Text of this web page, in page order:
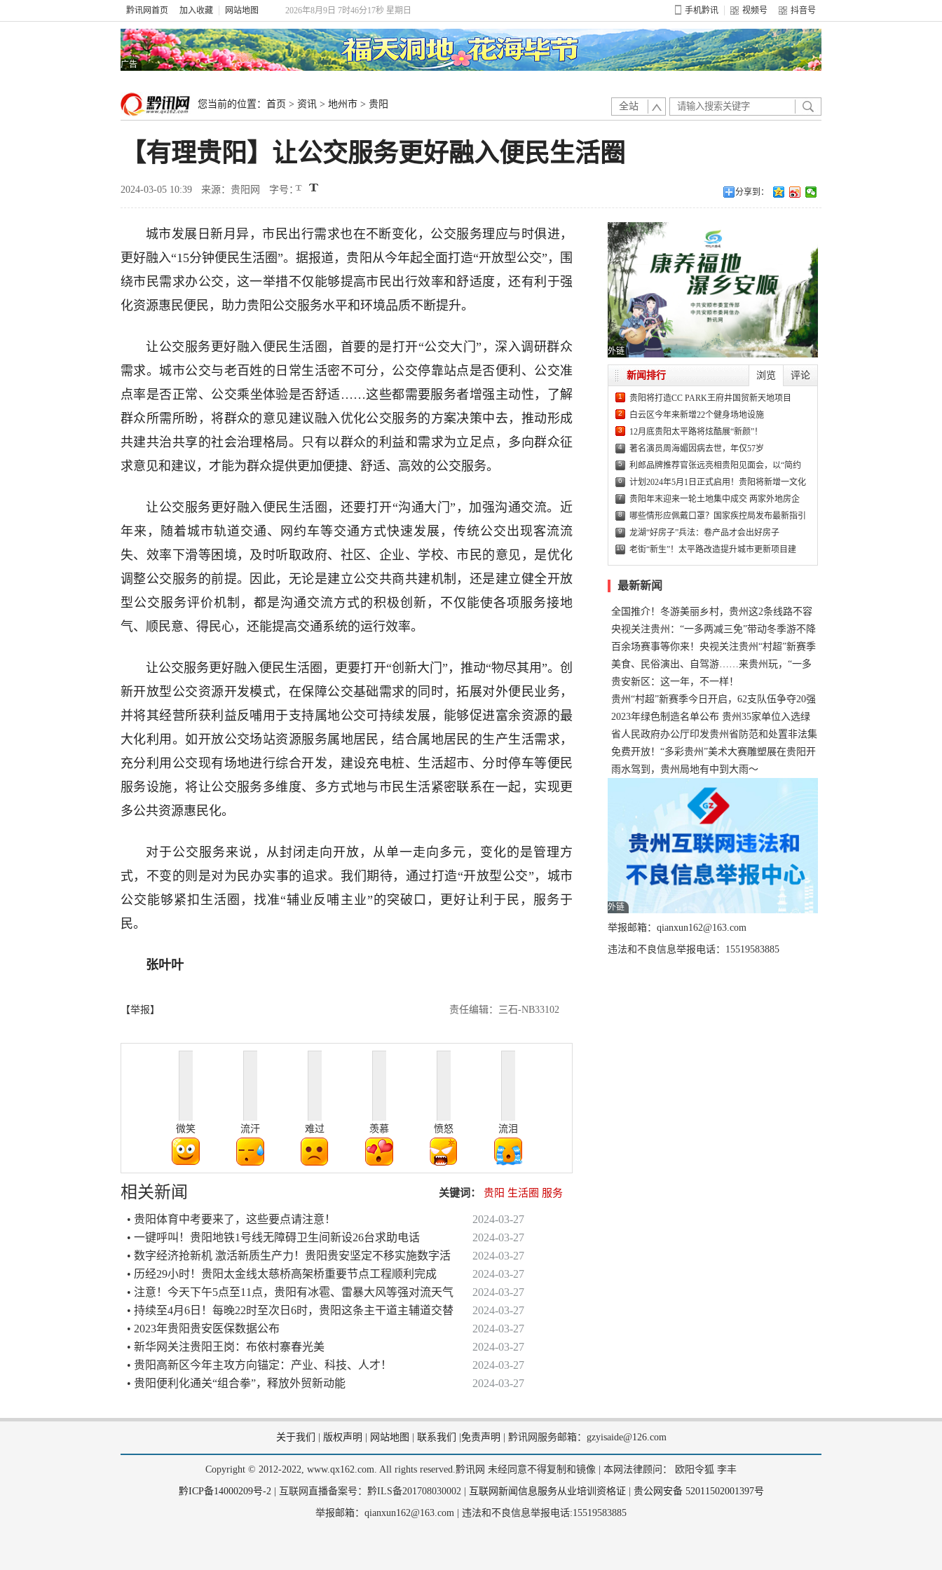
黔讯网首页 加入收藏 网站地图 2026年8月9日 7时46分17秒 星期日 手机黔讯 视频号 抖音号
广告
您当前的位置： 首页 > 资讯 > 地州市 > 贵阳 全站
【有理贵阳】让公交服务更好融入便民生活圈
2024-03-05 10:39 来源：贵阳网 字号： 分享到：
城市发展日新月异，市民出行需求也在不断变化，公交服务理应与时俱进，
更好融入“15分钟便民生活圈”。据报道，贵阳从今年起全面打造“开放型公交”，围
绕市民需求办公交，这一举措不仅能够提高市民出行效率和舒适度，还有利于强
化资源惠民便民，助力贵阳公交服务水平和环境品质不断提升。
让公交服务更好融入便民生活圈，首要的是打开“公交大门”，深入调研群众
需求。城市公交与老百姓的日常生活密不可分，公交停靠站点是否便利、公交准
点率是否正常、公交乘坐体验是否舒适……这些都需要服务者增强主动性，了解
群众所需所盼，将群众的意见建议融入优化公交服务的方案决策中去，推动形成
共建共治共享的社会治理格局。只有以群众的利益和需求为立足点，多向群众征
求意见和建议，才能为群众提供更加便捷、舒适、高效的公交服务。
让公交服务更好融入便民生活圈，还要打开“沟通大门”，加强沟通交流。近
年来，随着城市轨道交通、网约车等交通方式快速发展，传统公交出现客流流
失、效率下滑等困境，及时听取政府、社区、企业、学校、市民的意见，是优化
调整公交服务的前提。因此，无论是建立公交共商共建机制，还是建立健全开放
型公交服务评价机制，都是沟通交流方式的积极创新，不仅能使各项服务接地
气、顺民意、得民心，还能提高交通系统的运行效率。
让公交服务更好融入便民生活圈，更要打开“创新大门”，推动“物尽其用”。创
新开放型公交资源开发模式，在保障公交基础需求的同时，拓展对外便民业务，
并将其经营所获利益反哺用于支持属地公交可持续发展，能够促进富余资源的最
大化利用。如开放公交场站资源服务属地居民，结合属地居民的生产生活需求，
充分利用公交现有场地进行综合开发，建设充电桩、生活超市、分时停车等便民
服务设施，将让公交服务多维度、多方式地与市民生活紧密联系在一起，实现更
多公共资源惠民化。
对于公交服务来说，从封闭走向开放，从单一走向多元，变化的是管理方
式，不变的则是对为民办实事的追求。我们期待，通过打造“开放型公交”，城市
公交能够紧扣生活圈，找准“辅业反哺主业”的突破口，更好让利于民，服务于
民。
张叶叶
【举报】 责任编辑：三石-NB33102
微笑 流汗 难过 羡慕 愤怒 流泪
相关新闻 关键词： 贵阳 生活圈 服务
• 贵阳体育中考要来了，这些要点请注意！
2024-03-27
• 一键呼叫！贵阳地铁1号线无障碍卫生间新设26台求助电话
2024-03-27
• 数字经济抢新机 激活新质生产力！贵阳贵安坚定不移实施数字活
2024-03-27
• 历经29小时！贵阳太金线太慈桥高架桥重要节点工程顺利完成
2024-03-27
• 注意！今天下午5点至11点，贵阳有冰雹、雷暴大风等强对流天气
2024-03-27
• 持续至4月6日！每晚22时至次日6时，贵阳这条主干道主辅道交替
2024-03-27
• 2023年贵阳贵安医保数据公布
2024-03-27
• 新华网关注贵阳王岗：布依村寨春光美
2024-03-27
• 贵阳高新区今年主攻方向锚定：产业、科技、人才！
2024-03-27
• 贵阳便利化通关“组合拳”，释放外贸新动能
2024-03-27
外链
浏览 评论
新闻排行
1 贵阳将打造CC PARK王府井国贸新天地项目
2 白云区今年来新增22个健身场地设施
3 12月底贵阳太平路将炫酷展“新颜”！
4 著名演员周海媚因病去世，年仅57岁
5 利郎品牌推荐官张远亮相贵阳见面会，以“简约
6 计划2024年5月1日正式启用！贵阳将新增一文化
7 贵阳年末迎来一轮土地集中成交 两家外地房企
8 哪些情形应佩戴口罩？国家疾控局发布最新指引
9 龙湖“好房子”兵法：卷产品才会出好房子
10 老街“新生”！太平路改造提升城市更新项目建
最新新闻
全国推介！冬游美丽乡村，贵州这2条线路不容
错过
央视关注贵州：“一多两减三免”带动冬季游不降
温
百余场赛事等你来！央视关注贵州“村超”新赛季
正式“打响”
美食、民俗演出、自驾游……来贵州玩，“一多
两减三免”！
贵安新区：这一年，不一样！
贵州“村超”新赛季今日开启，62支队伍争夺20强
名额
2023年绿色制造名单公布 贵州35家单位入选绿
色工厂
省人民政府办公厅印发贵州省防范和处置非法集
资工作实施细则
免费开放！“多彩贵州”美术大赛雕塑展在贵阳开
展，持续至1月19日
雨水驾到，贵州局地有中到大雨～
外链
举报邮箱：qianxun162@163.com
违法和不良信息举报电话：15519583885
关于我们 版权声明 网站地图 联系我们 免责声明 黔讯网服务邮箱：gzyisaide@126.com
Copyright © 2012-2022, www.qx162.com. All rights reserved.黔讯网 未经同意不得复制和镜像 | 本网法律顾问： 欧阳令狐 李丰
黔ICP备14000209号-2| 互联网直播备案号：黔ILS备201708030002 | 互联网新闻信息服务从业培训资格证 贵公网安备 52011502001397号
举报邮箱：qianxun162@163.com | 违法和不良信息举报电话:15519583885